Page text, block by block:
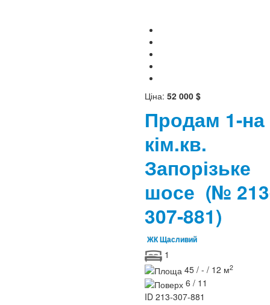
Ціна: 52 000 $
Продам 1-на
кім.кв.
Запорізьке
шосе (№
307-881)
ЖК Щасливий
1
45 / - / 12 м2
6 / 11
ID 213-307-881